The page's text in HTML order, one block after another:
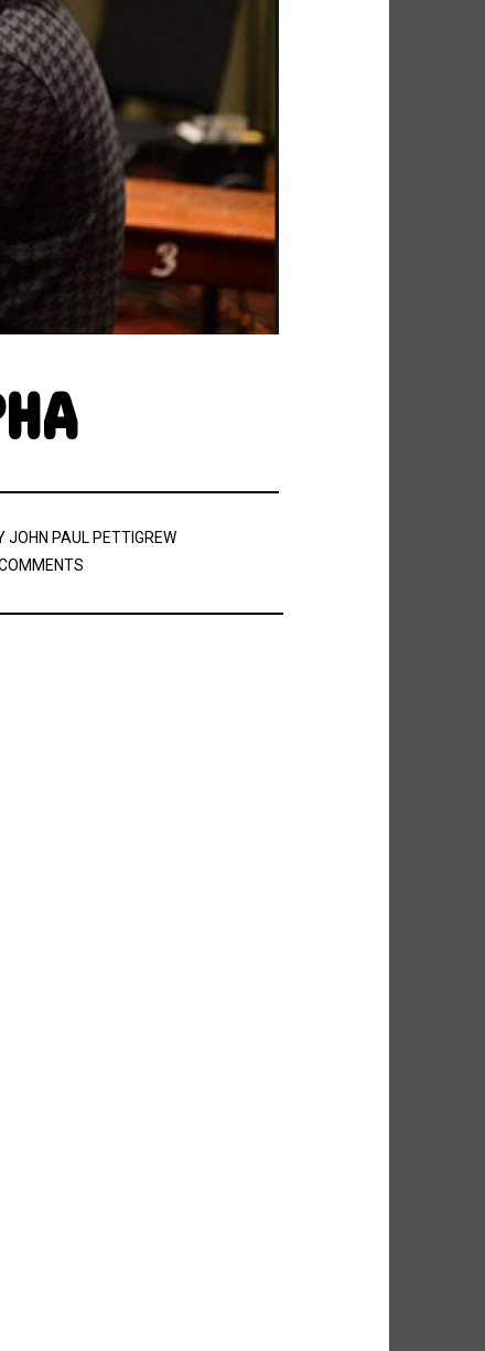
FUNK SOUL
HIP POP
DU BILAN
METAL
PEOPLE
PLAYLIST
RATTRAPAGE
ROCK
SERIES
SOCIÉTÉ
SOUNDTRACK OF MY LIFE
JOHN PAUL PETTIGREW